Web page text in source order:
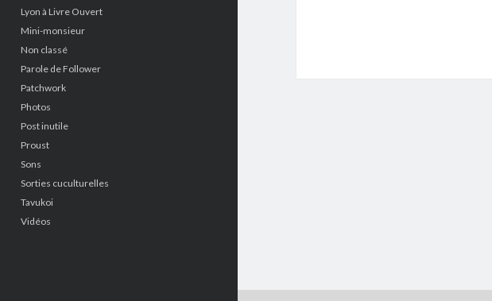
Lyon à Livre Ouvert
Mini-monsieur
Non classé
Parole de Follower
Patchwork
Photos
Post inutile
Proust
Sons
Sorties cuculturelles
Tavukoi
Vidéos